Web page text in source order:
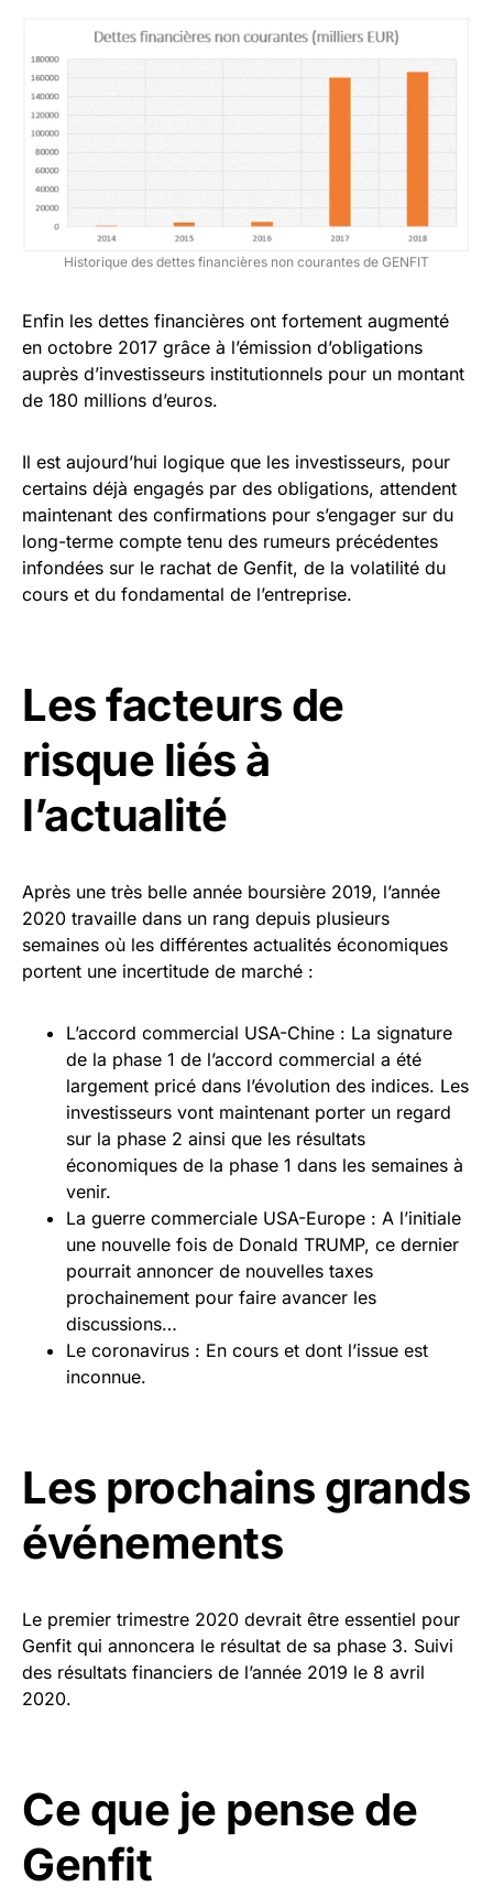
Historique des dettes financières non courantes de GENFIT
Enfin les dettes financières ont fortement augmenté
en octobre 2017 grâce à l’émission d’obligations
auprès d’investisseurs institutionnels pour un montant
de 180 millions d’euros.
Il est aujourd’hui logique que les investisseurs, pour
certains déjà engagés par des obligations, attendent
maintenant des confirmations pour s’engager sur du
long-terme compte tenu des rumeurs précédentes
infondées sur le rachat de Genfit, de la volatilité du
cours et du fondamental de l’entreprise.
Les facteurs de
risque liés à
l’actualité
Après une très belle année boursière 2019, l’année
2020 travaille dans un rang depuis plusieurs
semaines où les différentes actualités économiques
portent une incertitude de marché :
L’accord commercial USA-Chine : La signature
de la phase 1 de l’accord commercial a été
largement pricé dans l’évolution des indices. Les
investisseurs vont maintenant porter un regard
sur la phase 2 ainsi que les résultats
économiques de la phase 1 dans les semaines à
venir.
La guerre commerciale USA-Europe : A l’initiale
une nouvelle fois de Donald TRUMP, ce dernier
pourrait annoncer de nouvelles taxes
prochainement pour faire avancer les
discussions…
Le coronavirus : En cours et dont l’issue est
inconnue.
Les prochains grands
événements
Le premier trimestre 2020 devrait être essentiel pour
Genfit qui annoncera le résultat de sa phase 3. Suivi
des résultats financiers de l’année 2019 le 8 avril
2020.
Ce que je pense de
Genfit